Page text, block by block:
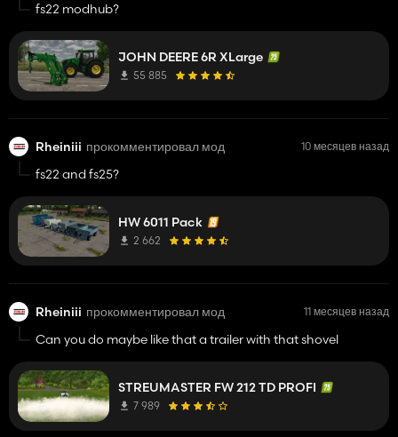
fs22 modhub?
JOHN DEERE 6R XLarge
55 885
Rheiniii прокомментировал мод 10 месяцев назад
fs22 and fs25?
HW 6011 Pack
2 662
Rheiniii прокомментировал мод 11 месяцев назад
Can you do maybe like that a trailer with that shovel
STREUMASTER FW 212 TD PROFI
7 989